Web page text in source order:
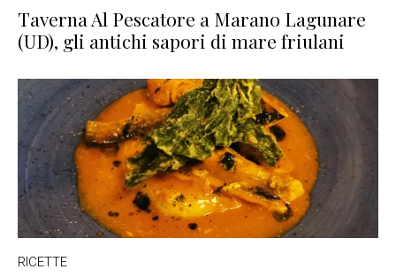
Taverna Al Pescatore a Marano Lagunare
(UD), gli antichi sapori di mare friulani
RICETTE